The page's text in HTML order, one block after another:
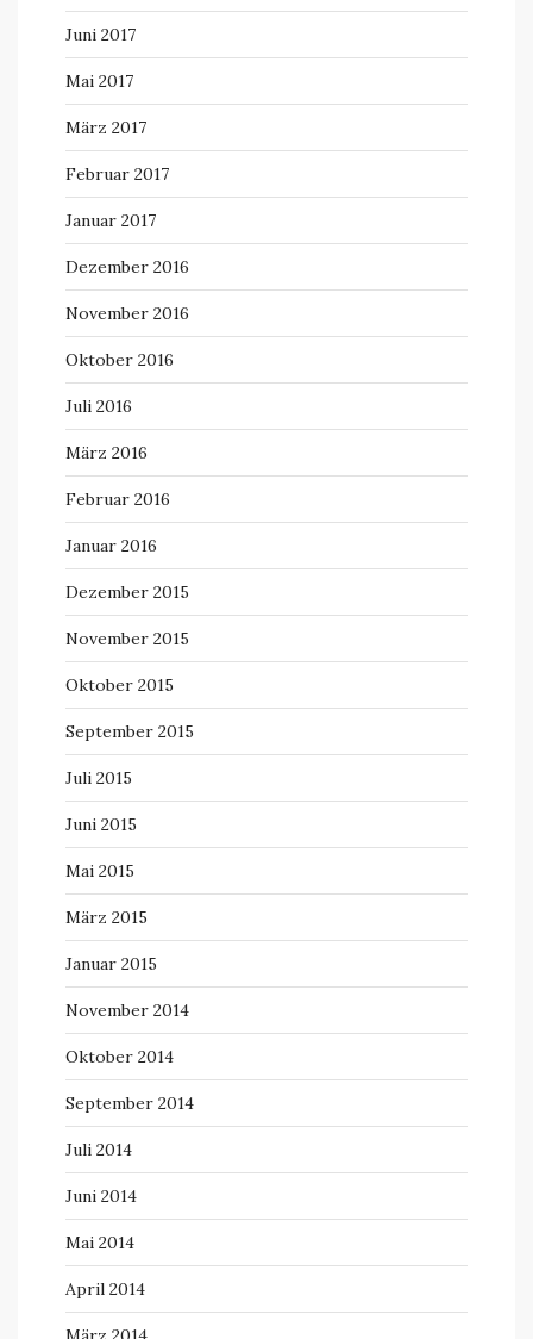
Juni 2017
Mai 2017
März 2017
Februar 2017
Januar 2017
Dezember 2016
November 2016
Oktober 2016
Juli 2016
März 2016
Februar 2016
Januar 2016
Dezember 2015
November 2015
Oktober 2015
September 2015
Juli 2015
Juni 2015
Mai 2015
März 2015
Januar 2015
November 2014
Oktober 2014
September 2014
Juli 2014
Juni 2014
Mai 2014
April 2014